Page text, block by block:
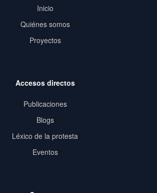
Inicio
Quiénes somos
Proyectos
Accesos directos
Publicaciones
Blogs
Léxico de la protesta
Eventos